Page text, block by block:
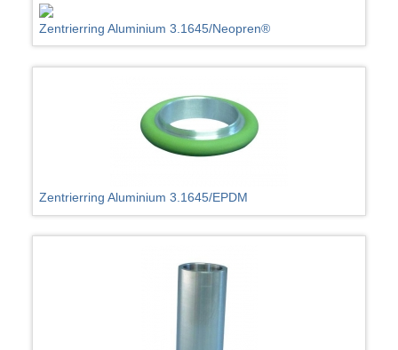
Zentrierring Aluminium 3.1645/Neopren®
Zentrierring Aluminium 3.1645/EPDM